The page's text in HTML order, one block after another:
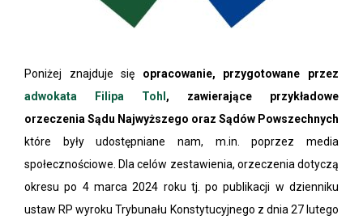
Poniżej znajduje się opracowanie, przygotowane przez
adwokata Filipa Tohl , zawierające przykładowe
orzeczenia Sądu Najwyższego oraz Sądów Powszechnych
które były udostępniane nam, m.in. poprzez media
społecznościowe. Dla celów zestawienia, orzeczenia dotyczą
okresu po 4 marca 2024 roku tj. po publikacji w dzienniku
ustaw RP wyroku Trybunału Konstytucyjnego z dnia 27 lutego